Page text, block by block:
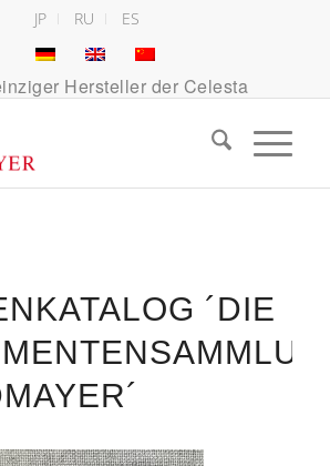
JP RU ES
Hersteller der Celesta
´DIE